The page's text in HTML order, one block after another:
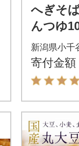
へぎそ
んつゆ
(ふのり)
わたや
新潟県小千
寄付金額